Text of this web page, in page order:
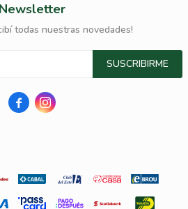
Newsletter
todas nuestras novedades!
SUSCRIBIRME
 